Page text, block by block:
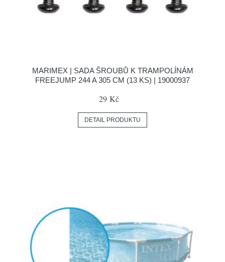
MARIMEX | SADA ŠROUBŮ K TRAMPOLÍNÁM
FREEJUMP 244 A 305 CM (13 KS) | 19000937
29 Kč
DETAIL PRODUKTU